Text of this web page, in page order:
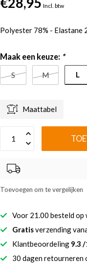
Incl. btw
Polyester 78% - Elastane
Maak een keuze: *
S M L
Maattabel
Toevoegen om te vergelijken
Voor 21.00 besteld op
Gratisverzending
Klantbeoordeling 9.3
30 dagen retourneren